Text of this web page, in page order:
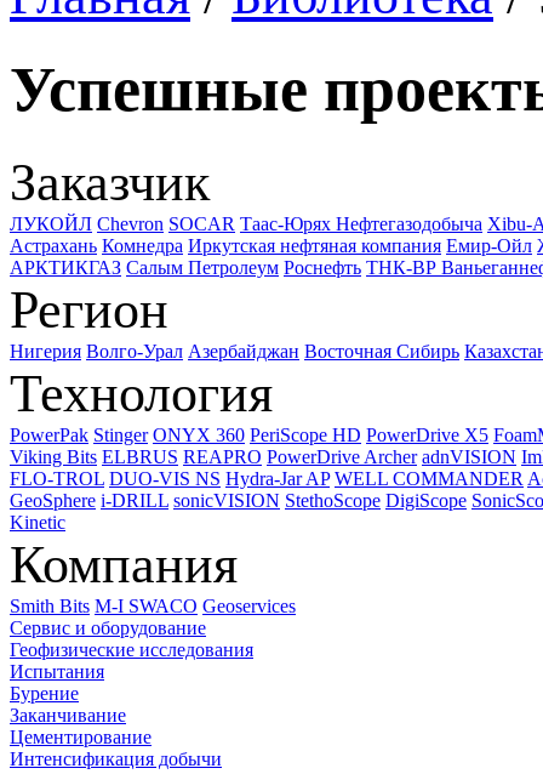
Успешные
Заказчик
ЛУКОЙЛ Chevron SOCAR Таас-Юрях Нефтегазодобыча Xibu-
Астрахань Комнедра Иркутская нефтяная компания Емир-Ойл
АРКТИКГАЗ Салым Петролеум Роснефть ТНК-ВР
Регион
Нигерия Волго-Урал Азербайджан Восточная Сибирь
Технология
PowerPak Stinger ONYX 360 PeriScope HD PowerDrive X5
Viking Bits ELBRUS REAPRO PowerDrive Archer adnVISION
FLO-TROL DUO-VIS NS Hydra-Jar AP WELL COMMANDER
GeoSphere i-DRILL sonicVISION StethoScope DigiScope
Kinetic
Компания
Smith Bits M-I SWACO Geoservices
Сервис и оборудование
Геофизические исследования
Испытания
Бурение
Заканчивание
Цементирование
Интенсификация добычи